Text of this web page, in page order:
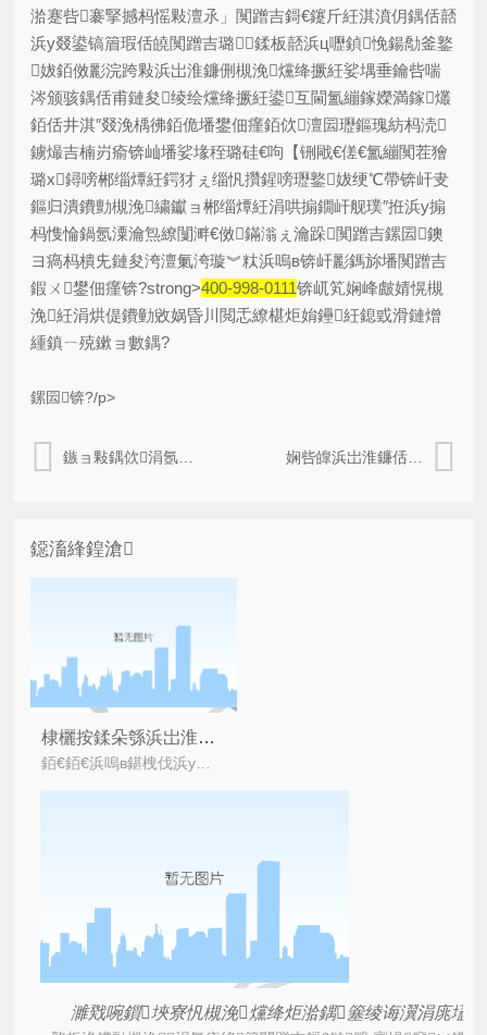
湁蹇呰褰掔撼杩愮敤澶氶」闃蹭吉鎶€鑳斤紝淇濆仴鍝佸嚭
浜у叕鍙镐篃瑕佸皢闃蹭吉璐┛鍒板嚭浜ц嚦鍞悗鍚勪釜鐜
妭銆傚彲浣跨敤浜岀淮鐮侀槻浼爣绛撅紝娑堣垂鑰呰喘
涔颁骇鍝佸甫鏈夋绫绘爣绛撅紝鍙互閫氳繃鎵嬫満鎵爜
銆佸井淇″叕浼楀彿銆佹墦鐢佃瘽銆佽澶囩瓑鏂瑰紡杩涜
鐪熶吉楠岃瘉锛屾墦娑堟秷璐硅€呴【铏戙€傞€氳繃闃茬獪
璐х鐞嗙郴缁燂紝鍔犲ぇ缁忛攢鍟嗙瓑鐜妭绠℃帶锛屽叏
鏂归潰鐨勯槻浼繍钀ョ郴缁燂紝涓哄搧鐗屽舰璞″拰浜у搧
杩愯惀鍋氬潥瀹炰繚闅溿€傚鏋滃ぇ瀹跺闃蹭吉鏍囩鐭
ヨ瘑杩樻兂鏈夋洿澶氭洿璇︾粏浜嗚в锛屽彲鎷旀墦闃蹭吉
鍜ㄨ鐢佃瘽锛?strong>400-998-0111锛屼笂娴峰皻婧愰槻
浼紝涓烘偍鐨勭敓娲昏川閲忎繚椹炬姢鑸紝鎴戜滑鏈熷
緟鎮ㄧ殑鏉ョ數鍝?
鏍囩锛?/p>
鏃ョ敤鍝佽涓氬埗浣滈槻浼爣绛句紭鍔?/a> 娴呰皥浜岀淮鐮佸埉濂栧崱
鐚滀綘鍠滄
棣欐按鍒朵綔浜岀淮鐮侀槻浼爣绛惧甫鏉ヤ簡鍝簺浼樺娍
濉戣啘鎻埉寮忛槻浼爣绛炬湁鍝簺绫诲瀷涓庣壒